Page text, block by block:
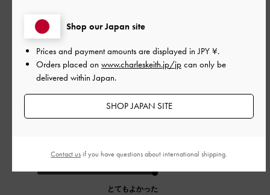
可愛いしヒールも高すぎないけど盛れる！
これからの分もストック買いした！正解！！
サイズ: 39/24.5cm |カラー: ブラック系
とてもよかった
Shop our Japan site
Prices and payment amounts are displayed inJPY ¥.
Orders placed on www.charleskeith.jp/jp can only be
delivered within Japan.
SHOP JAPAN SITE
Contact usif you have questions about international shipping.